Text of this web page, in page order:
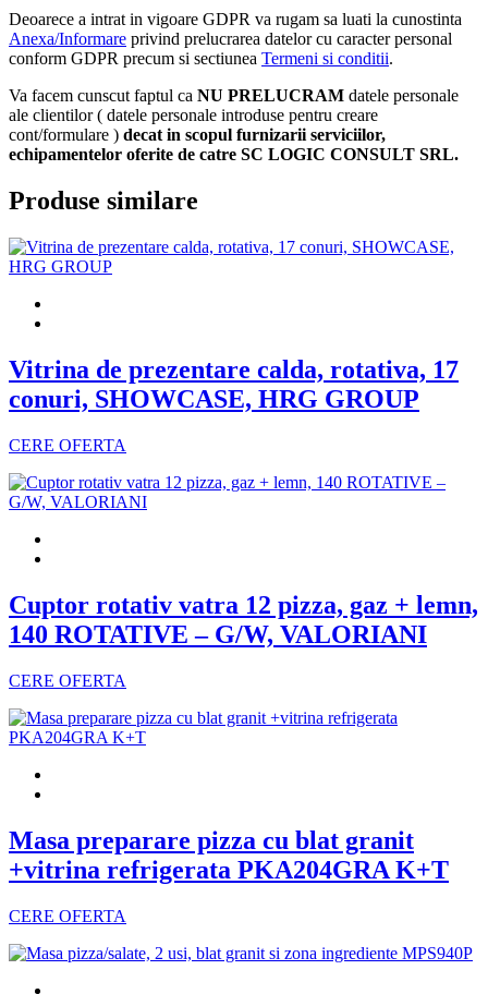
Deoarece a intrat in vigoare GDPR va rugam sa luati la cunostinta
Anexa/Informare privind prelucrarea datelor cu caracter personal
conform GDPR precum si sectiunea Termeni si conditii.
Va facem cunscut faptul ca NU PRELUCRAM datele personale
ale clientilor ( datele personale introduse pentru creare
cont/formulare ) decat in scopul furnizarii serviciilor,
echipamentelor oferite de catre SC LOGIC CONSULT SRL.
Produse similare
Vitrina de prezentare calda, rotativa, 17
conuri, SHOWCASE, HRG GROUP
CERE OFERTA
Cuptor rotativ vatra 12 pizza, gaz + lemn,
140 ROTATIVE – G/W, VALORIANI
CERE OFERTA
Masa preparare pizza cu blat granit
+vitrina refrigerata PKA204GRA K+T
CERE OFERTA